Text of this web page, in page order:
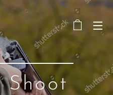
Shoot